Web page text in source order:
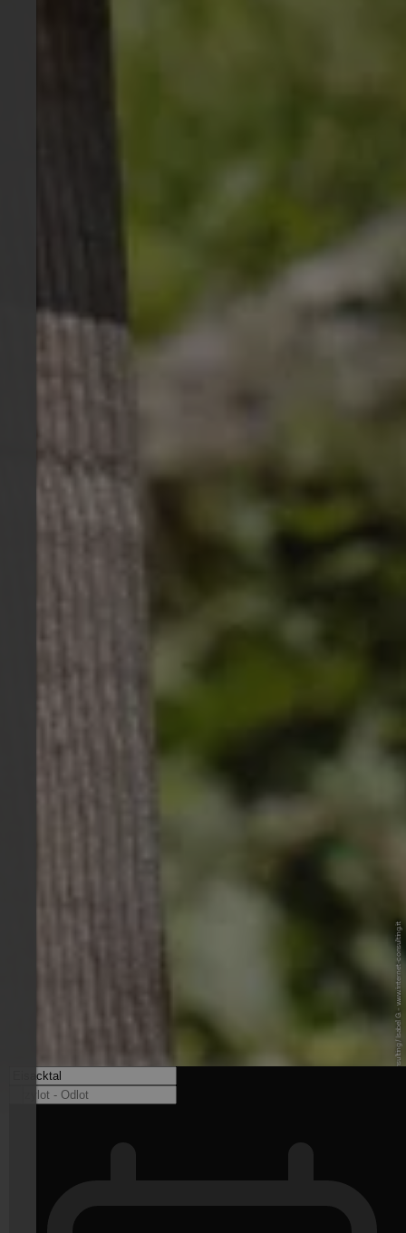
© Internet Consulting / Isabel G. - www.internet-consulting.it